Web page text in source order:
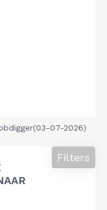
07-2026)
Filters